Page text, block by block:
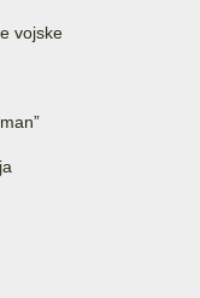
vojske